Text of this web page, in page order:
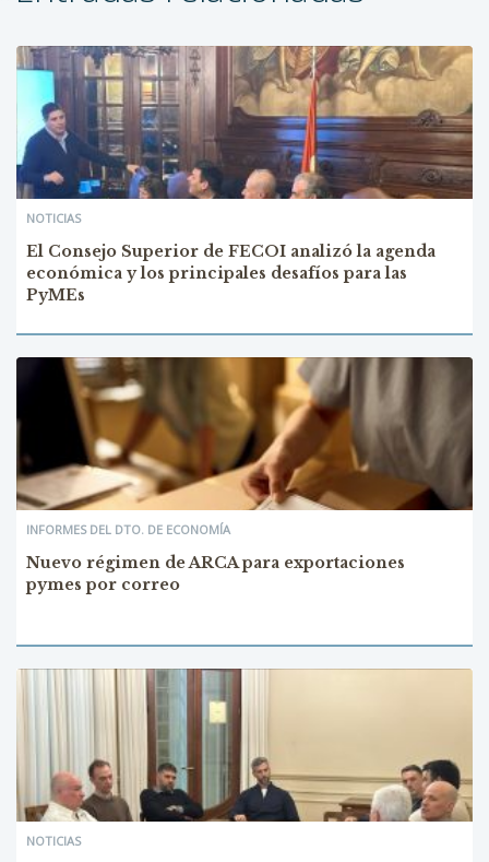
NOTICIAS
El Consejo Superior de FECOI analizó la agenda
económica y los principales desafíos para las
PyMEs
INFORMES DEL DTO. DE ECONOMÍA
Nuevo régimen de ARCA para exportaciones
pymes por correo
NOTICIAS